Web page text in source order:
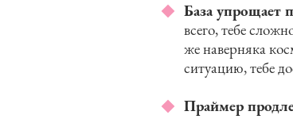
База упрощает
всего, тебе
же наверняка
ситуацию, тебе
Праймер